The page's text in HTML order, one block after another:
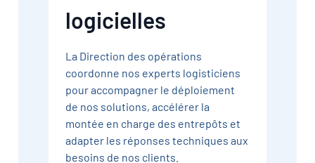
logicielles
La Direction des opérations
coordonne nos experts logisticiens
pour accompagner le déploiement
de nos solutions, accélérer la
montée en charge des entrepôts et
adapter les réponses techniques aux
besoins de nos clients.